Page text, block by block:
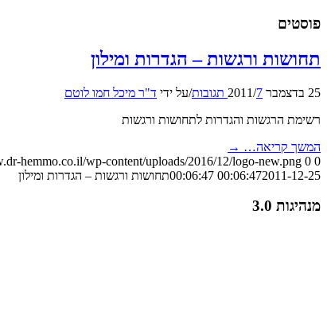
פוסטים
תחושות ורגשות – הגדרות ומילון
25 בדצמבר 2011 /7 תגובות /על ידי ד"ר מיכל חמו לוטם
רשימת הרגשות והגדרות לתחושות ורגשות
המשך קריאה… →
hemmo.co.il/wp-content/uploads/2016/12/logo-new.png 0 0
00:06:472011-12-25 00:06:47 תחושות ורגשות – הגדרות ומילון
מנהיגות 3.0